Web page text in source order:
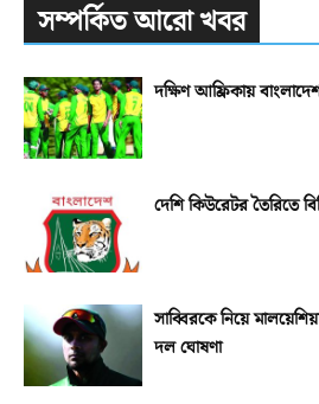
সম্পর্কিত আরো খবর
দক্ষিণ আফ্রিকায়
দেশি কিউরেটর তৈরিতে
সাব্বিরকে নিয়ে
দল ঘোষণা